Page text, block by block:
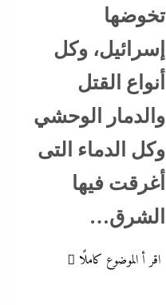
تخوضها
إسرائيل، وكل
أنواع القتل
والدمار الوحشي
وكل الدماء التى
أغرقت فيها
الشرق…
اقر أ الموضوع كاملًا